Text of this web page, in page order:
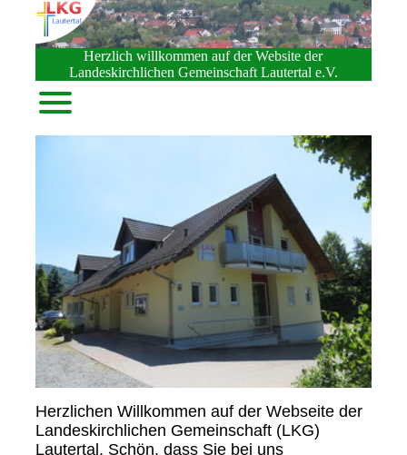
Herzlich willkommen auf der Website der
Landeskirchlichen Gemeinschaft Lautertal e.V.
Herzlichen Willkommen auf der Webseite der
Landeskirchlichen Gemeinschaft (LKG)
Lautertal. Schön, dass Sie bei uns